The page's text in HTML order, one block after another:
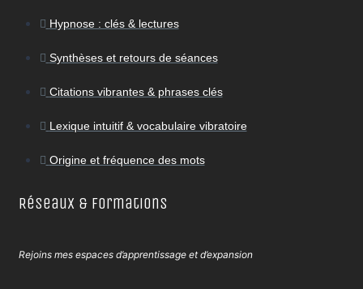
Hypnose : clés & lectures
Synthèses et retours de séances
Citations vibrantes & phrases clés
Lexique intuitif & vocabulaire vibratoire
Origine et fréquence des mots
Réseaux & Formations
Rejoins mes espaces d’apprentissage et d’expansion